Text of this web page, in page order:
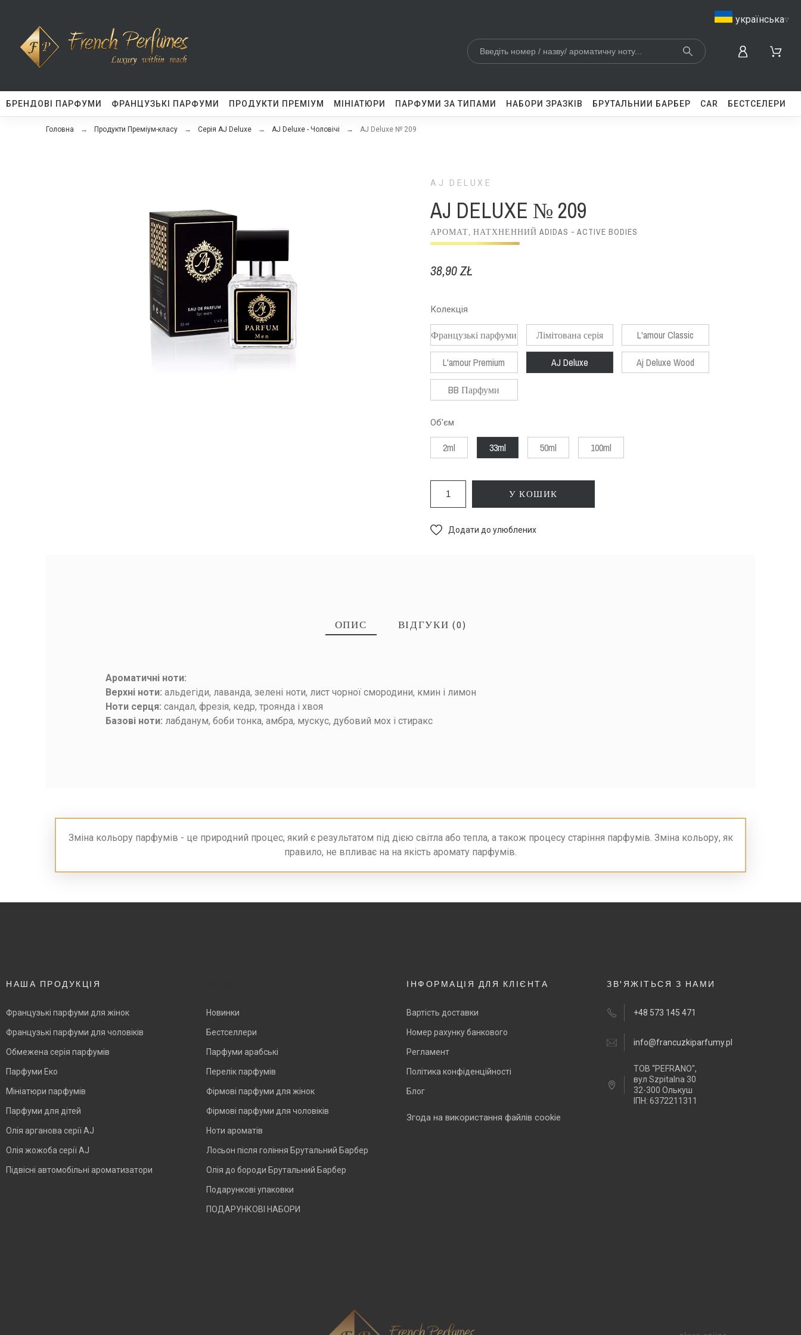
БРЕНДОВІ ПАРФУМИ ФРАНЦУЗЬКІ ПАРФУМИ ПРОДУКТИ ПРЕМІУМ МІНІАТЮРИ ПАРФУМИ ЗА ТИПАМИ НАБОРИ ЗРАЗКІВ БРУТАЛЬНИЙ БАРБЕР CAR БЕСТСЕЛЕРИ
Головна Продукти Преміум-класу Серія AJ Deluxe AJ Deluxe - Чоловічі AJ Deluxe № 209
AJ DELUXE
AJ DELUXE № 209
АРОМАТ, НАТХНЕННИЙ ADIDAS - ACTIVE BODIES
38,90 ZŁ
Колекція
Французькі парфуми Лімітована серія L'amour Classic
L'amour Premium AJ Deluxe Aj Deluxe Wood
BB Парфуми
Об'єм
2ml 33ml 50ml 100ml
У КОШИК
Додати до улюблених
ОПИС ВІДГУКИ (0)
Ароматичні ноти:
Верхні ноти: альдегіди, лаванда, зелені ноти, лист чорної смородини, кмин і лимон
Ноти серця: сандал, фрезія, кедр, троянда і хвоя
Базові ноти: лабданум, боби тонка, амбра, мускус, дубовий мох і стиракс
БУДЬТЕ ПЕРШИМ, ХТО НАПИШЕ ВІДГУК!
Зміна кольору парфумів - це природний процес, який є результатом під дією світла або тепла, а також процесу старіння парфумів. Зміна кольору, як
правило, не впливає на на якість аромату парфумів.
НАША ПРОДУКЦІЯ
Французькі парфуми для жінок
Французькі парфуми для чоловіків
Обмежена серія парфумів
Парфуми Еко
Мініатюри парфумів
Парфуми для дітей
Олія арганова серії AJ
Олія жожоба серії AJ
Підвісні автомобільні ароматизатори
Новинки
Бестселлери
Парфуми арабські
Перелік парфумів
Фірмові парфуми для жінок
Фірмові парфуми для чоловіків
Ноти ароматів
Лосьон після гоління Брутальний Барбер
Олія до бороди Брутальний Барбер
Подарункові упаковки
ПОДАРУНКОВІ НАБОРИ
ІНФОРМАЦІЯ ДЛЯ КЛІЄНТА
Вартість доставки
Номер рахунку банкового
Регламент
Політика конфіденційності
Блог
Згода на використання файлів cookie
ЗВ'ЯЖІТЬСЯ З НАМИ
+48 573 145 471
info@francuzkiparfumy.pl
ТОВ “PEFRANO",
вул Szpitalna 30
32-300 Олькуш
ІПН: 6372211311
українська▿